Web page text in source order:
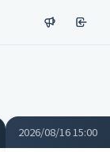
2026/08/16 15:00